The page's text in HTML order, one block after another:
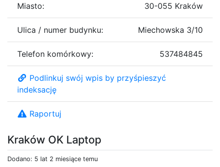
Kraków OK Laptop
Dodano: 5 lat 2 miesiące temu
Miasto: 30-055 Kraków
Ulica / numer budynku: Miechowska 3/10
Telefon komórkowy: 537484845
Podlinkuj swój wpis by przyśpieszyć
indeksację
Raportuj